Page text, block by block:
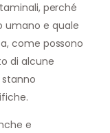
perché
umano e quale
come possono
di alcune
e